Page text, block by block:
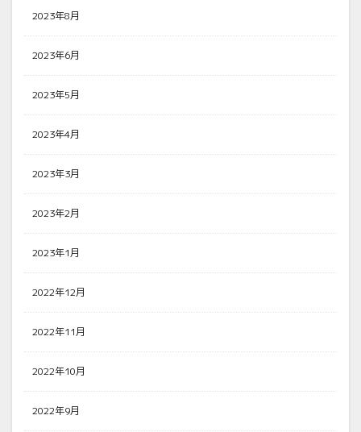
2023年8月
2023年6月
2023年5月
2023年4月
2023年3月
2023年2月
2023年1月
2022年12月
2022年11月
2022年10月
2022年9月